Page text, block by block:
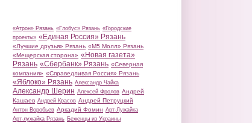
«Атрон» Рязань «Глобус» Рязань «Городские
проекты» «Единая Россия» Рязань
«Лучшие друзья» Рязань «М5 Молл» Рязань
«Мещерская сторона» «Новая газета»
Рязань «Сбербанк» Рязань «Северная
компания» «Справедливая Россия» Рязань
«Яблоко» Рязань Александр Чайка
Александр Шерин Алексей Фролов Андрей
Кашаев Андрей Красов Андрей Петруцкий
Антон Воробьев Аркадий Фомин Арт-Лужайка
Арт-лужайка Рязань Беженцы из Украины